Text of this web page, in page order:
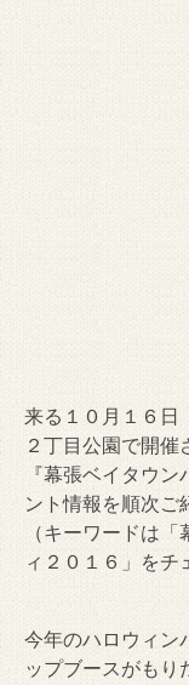
来る１０月１６
２丁目公園で開催
『幕張ベイタウ
ント情報を順次ご
（キーワードは
ィ２０１６」をチ
今年のハロウィン
ップブースがもり